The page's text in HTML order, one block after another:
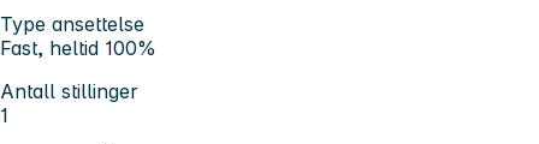
Type ansettelse
Fast, heltid 100%
Antall stillinger
1